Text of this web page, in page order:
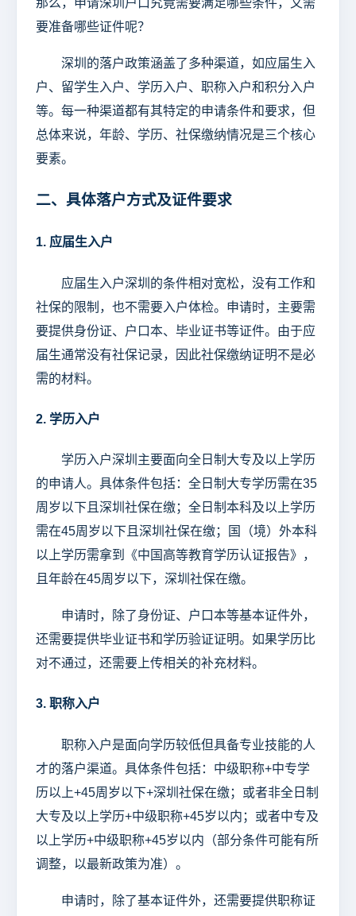
那么，申请深圳户口究竟需要满足哪些条件，又需
要准备哪些证件呢？
深圳的落户政策涵盖了多种渠道，如应届生入
户、留学生入户、学历入户、职称入户和积分入户
等。每一种渠道都有其特定的申请条件和要求，但
总体来说，年龄、学历、社保缴纳情况是三个核心
要素。
二、具体落户方式及证件要求
1. 应届生入户
应届生入户深圳的条件相对宽松，没有工作和
社保的限制，也不需要入户体检。申请时，主要需
要提供身份证、户口本、毕业证书等证件。由于应
届生通常没有社保记录，因此社保缴纳证明不是必
需的材料。
2. 学历入户
学历入户深圳主要面向全日制大专及以上学历
的申请人。具体条件包括：全日制大专学历需在35
周岁以下且深圳社保在缴；全日制本科及以上学历
需在45周岁以下且深圳社保在缴；国（境）外本科
以上学历需拿到《中国高等教育学历认证报告》，
且年龄在45周岁以下，深圳社保在缴。
申请时，除了身份证、户口本等基本证件外，
还需要提供毕业证书和学历验证证明。如果学历比
对不通过，还需要上传相关的补充材料。
3. 职称入户
职称入户是面向学历较低但具备专业技能的人
才的落户渠道。具体条件包括：中级职称+中专学
历以上+45周岁以下+深圳社保在缴；或者非全日制
大专及以上学历+中级职称+45岁以内；或者中专及
以上学历+中级职称+45岁以内（部分条件可能有所
调整，以最新政策为准）。
申请时，除了基本证件外，还需要提供职称证